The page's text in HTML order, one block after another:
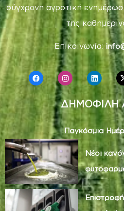
σύγχρονη αγροτική
της
Επικοινωνία:
ΔΗΜΟΦΙΛΗ
Παγκόσμια
Νέοι